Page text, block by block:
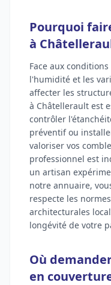
Pourquoi
à
Face aux
l'humidité et les
affecter les
à Châtellerault est
contrôler
préventif ou
valoriser vos
professionnel est
un artisan
notre annuaire,
respecte les
architecturales
longévité de votre
Où
en